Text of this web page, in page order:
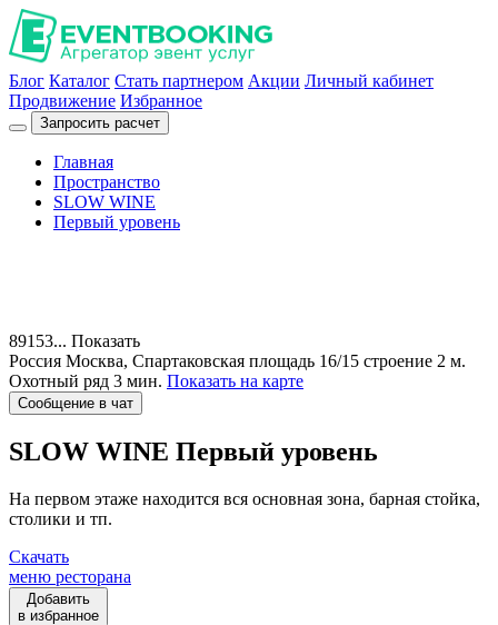
Блог Каталог Стать партнером Акции Личный кабинет
Продвижение Избранное
Запросить расчет
Главная
Пространство
SLOW WINE
Первый уровень
89153... Показать
Россия Москва, Спартаковская площадь 16/15 строение 2 м.
Охотный ряд 3 мин. Показать на карте
Сообщение в чат
SLOW WINE Первый уровень
На первом этаже находится вся основная зона, барная стойка,
столики и тп.
Скачать
меню ресторана
Добавить
в избранное